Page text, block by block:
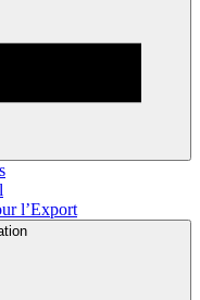
l’Export